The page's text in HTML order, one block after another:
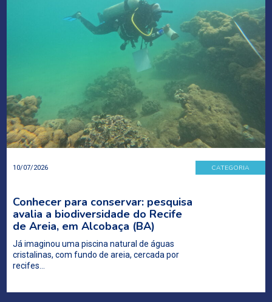
10/07/2026 CATEGORIA
Conhecer para conservar: pesquisa
avalia a biodiversidade do Recife
de Areia, em Alcobaça (BA)
Já imaginou uma piscina natural de águas
cristalinas, com fundo de areia, cercada por
recifes…